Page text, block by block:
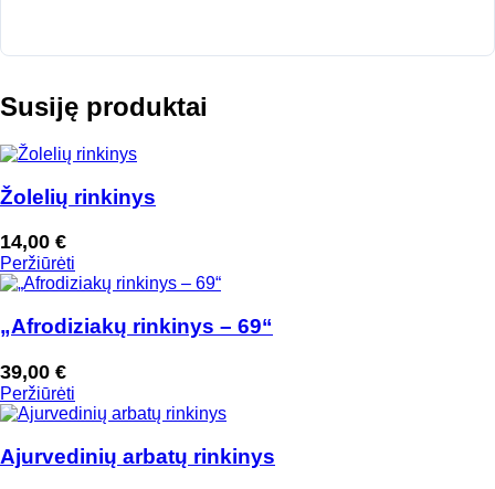
Susiję produktai
Žolelių rinkinys
14,00 €
Peržiūrėti
„Afrodiziakų rinkinys – 69“
39,00 €
Peržiūrėti
Ajurvedinių arbatų rinkinys